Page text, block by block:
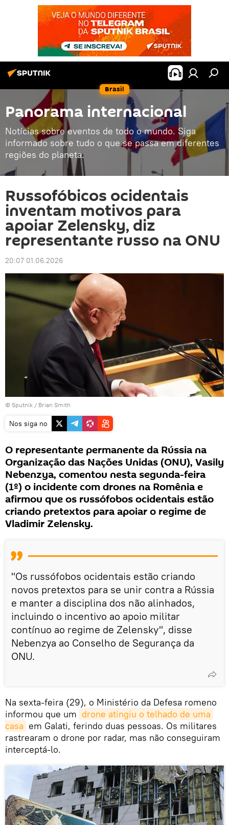
Brasil
Panorama internacional
Notícias sobre eventos de todo o mundo. Siga
informado sobre tudo o que se passa em diferentes
regiões do planeta.
Russofóbicos ocidentais
inventam motivos para
apoiar Zelensky, diz
representante russo na ONU
20:07 01.06.2026
© Sputnik / Brian Smith
Nos siga no
O representante permanente da Rússia na
Organização das Nações Unidas (ONU), Vasily
Nebenzya, comentou nesta segunda-feira
(1º) o incidente com drones na Romênia e
afirmou que os russófobos ocidentais estão
criando pretextos para apoiar o regime de
Vladimir Zelensky.
"Os russófobos ocidentais estão criando
novos pretextos para se unir contra a Rússia
e manter a disciplina dos não alinhados,
incluindo o incentivo ao apoio militar
contínuo ao regime de Zelensky", disse
Nebenzya ao Conselho de Segurança da
ONU.
Na sexta-feira (29), o Ministério da Defesa romeno
informou que um drone atingiu o telhado de uma
casa em Galati, ferindo duas pessoas. Os militares
rastrearam o drone por radar, mas não conseguiram
interceptá-lo.